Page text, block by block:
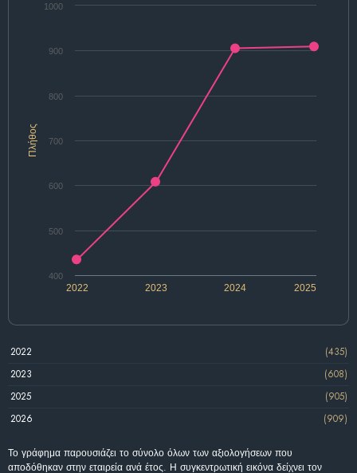
Πλήθος
2022 2024
2023 2025
400
500
600
700
800
900
1000
2022
(435)
2023
(608)
2025
(905)
2026
(909)
Το γράφημα παρουσιάζει το σύνολο όλων των αξιολογήσεων που
αποδόθηκαν στην εταιρεία ανά έτος. Η συγκεντρωτική εικόνα δείχνει τον